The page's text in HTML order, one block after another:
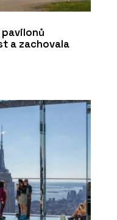
a zachovala